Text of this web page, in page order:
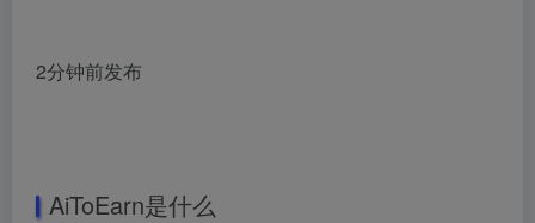
2分钟前发布
AiToEarn是什么